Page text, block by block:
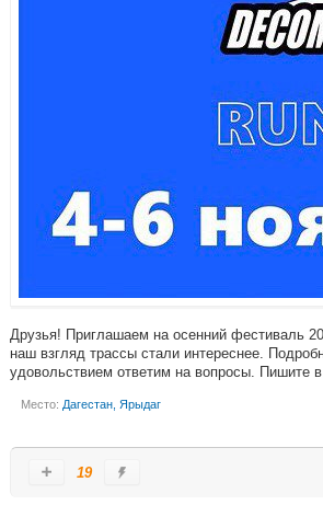
Друзья! Приглашаем на осенний фестиваль
наш взгляд трассы стали интереснее.
удовольствием ответим на вопросы. Пишите
Место: Дагестан, Ярыдаг
19